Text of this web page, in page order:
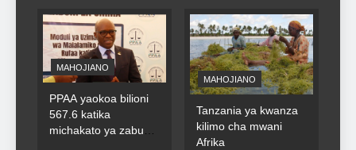
MAHOJIANO
PPAA yaokoa bilioni
567.6 katika
michakato ya zabuni
MAHOJIANO
Tanzania ya kwanza
kilimo cha mwani
Afrika